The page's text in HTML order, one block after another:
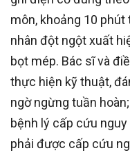
môn, khoảng 10
nhân đột ngột xuất
bọt mép. Bác sĩ và
thực hiện kỹ thuật,
ngờ ngừng tuần
bệnh lý cấp cứu
phải được cấp cứu